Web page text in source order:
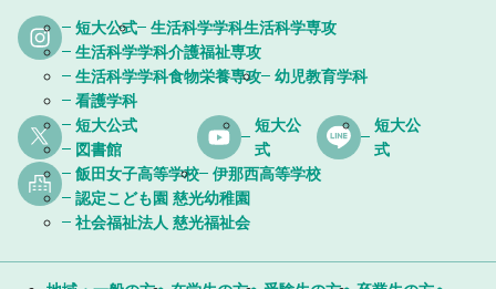
短大公式
生活科学学科生活科学専攻
生活科学学科介護福祉専攻
生活科学学科食物栄養専攻
幼児教育学科
看護学科
短大公式
図書館
短大公
式
短大公
式
飯田女子高等学校
伊那西高等学校
認定こども園 慈光幼稚園
社会福祉法人 慈光福祉会